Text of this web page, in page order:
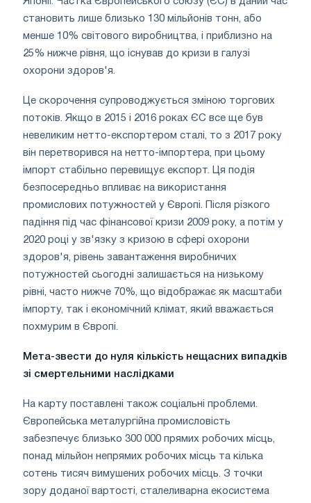
становить лише близько 130 мільйонів тонн, або
менше 10% світового виробництва, і приблизно на
25% нижче рівня, що існував до кризи в галузі
охорони здоров'я.
Це скорочення супроводжується зміною торгових
потоків. Якщо в 2015 і 2016 роках ЄС все ще був
невеликим нетто-експортером сталі, то з 2017 року
він перетворився на нетто-імпортера, при цьому
імпорт стабільно перевищує експорт. Ця подія
безпосередньо впливає на використання
промислових потужностей у Європі. Після різкого
падіння під час фінансової кризи 2009 року, а потім у
2020 році у зв'язку з кризою в сфері охорони
здоров'я, рівень завантаження виробничих
потужностей сьогодні залишається на низькому
рівні, часто нижче 70%, що відображає як масштаби
імпорту, так і економічний клімат, який вважається
похмурим в Європі.
Мета-звести до нуля кількість нещасних випадків
зі смертельними наслідками
На карту поставлені також соціальні проблеми.
Європейська металургійна промисловість
забезпечує близько 300 000 прямих робочих місць,
понад мільйон непрямих робочих місць та кілька
сотень тисяч вимушених робочих місць. З точки
зору доданої вартості, сталеливарна екосистема